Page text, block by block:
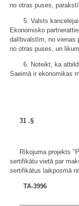
no otras puses,
5. Valsts
Ekonomisko
dalībvalstīm, no vienas
no otras puses, un
6. Noteikt, ka
Saeimā ir ekonomikas
31 .§
Rīkojuma projekts
sertifikātu vietā par
sertifikātus laikposmā
TA-3996